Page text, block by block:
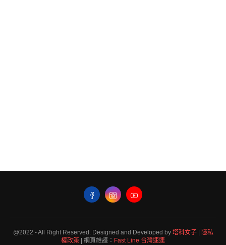
@2022 - All Right Reserved. Designed and Developed by 塔科女子|
隱私
權政策 | 網頁維護： Fast Line 台灣速連